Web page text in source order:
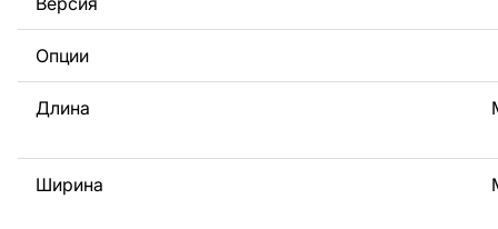
За дополнительную плату мы можем добавить любой
логотип вашей компании или внести другие изменения
Если вам нужно, чтобы мы выполнили
металла для вас, пожалуйста, свяжитесь с нами.
Если у вас остались вопросы или вам нужна помощь,
любое время, мы всегда готовы помочь.
Опции
Длина
Ширина